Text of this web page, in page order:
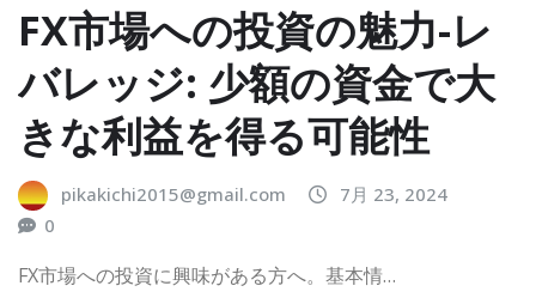
FX市場への投資の魅力-レ
バレッジ: 少額の資金で大
きな利益を得る可能性
pikakichi2015@gmail.com
7月 23, 2024
0
FX市場への投資に興味がある方へ。基本情…